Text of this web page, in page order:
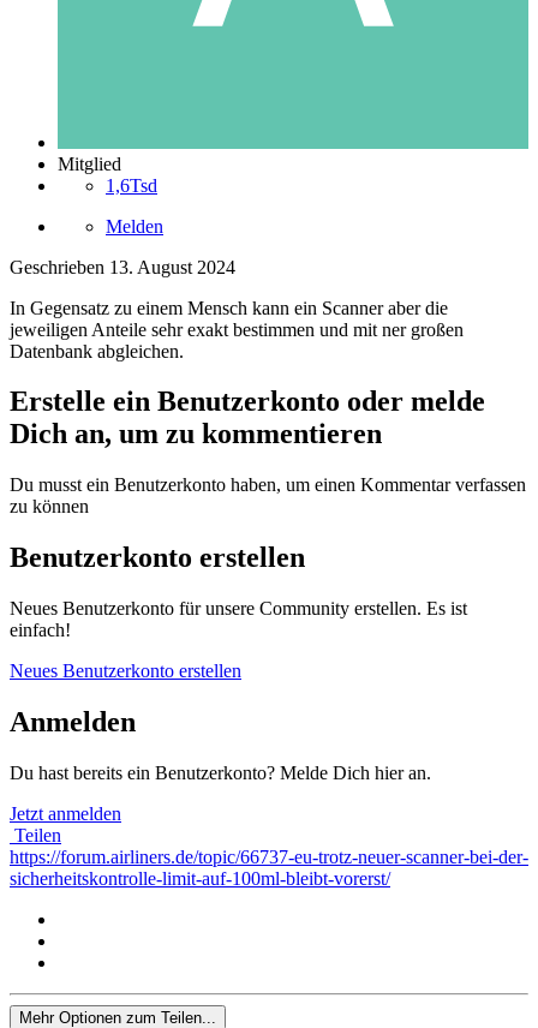
Mitglied
1,6Tsd
Melden
Geschrieben 13. August 2024
In Gegensatz zu einem Mensch kann ein Scanner aber die
jeweiligen Anteile sehr exakt bestimmen und mit ner großen
Datenbank abgleichen.
Erstelle ein Benutzerkonto oder melde
Dich an, um zu kommentieren
Du musst ein Benutzerkonto haben, um einen Kommentar verfassen
zu können
Benutzerkonto erstellen
Neues Benutzerkonto für unsere Community erstellen. Es ist
einfach!
Neues Benutzerkonto erstellen
Anmelden
Du hast bereits ein Benutzerkonto? Melde Dich hier an.
Jetzt anmelden
Teilen
https://forum.airliners.de/topic/66737-eu-trotz-neuer-scanner-bei-der-
sicherheitskontrolle-limit-auf-100ml-bleibt-vorerst/
Mehr Optionen zum Teilen...